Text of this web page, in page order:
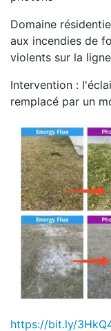
Domaine
aux incendies de
violents sur la
Intervention :
remplacé par un
https://bit.ly/